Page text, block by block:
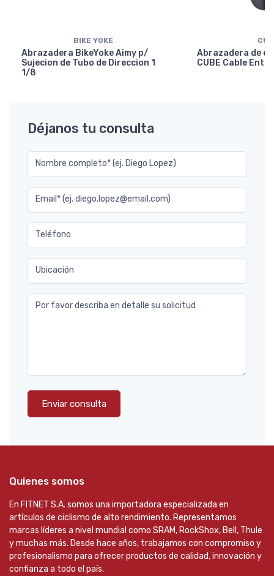
BIKE YOKE
Abrazadera BikeYoke Aimy p/
Sujecion de Tubo de Direccion 1
1/8
Abrazadera de
CUBE Cable
Déjanos tu consulta
Nombre completo* (ej. Diego Lopez)
Email* (ej. diego.lopez@email.com)
Teléfono
Ubicación
Por favor describa en detalle su solicitud
Enviar consulta
Quienes somos
En FITNET S.A. somos una importadora especializada en
artículos de ciclismo de alto rendimiento. Representamos
marcas líderes a nivel mundial como SRAM, RockShox, Bell, Thule
y muchas más. Desde hace años, trabajamos con compromiso y
profesionalismo para ofrecer productos de calidad, innovación y
confianza a todo el país.